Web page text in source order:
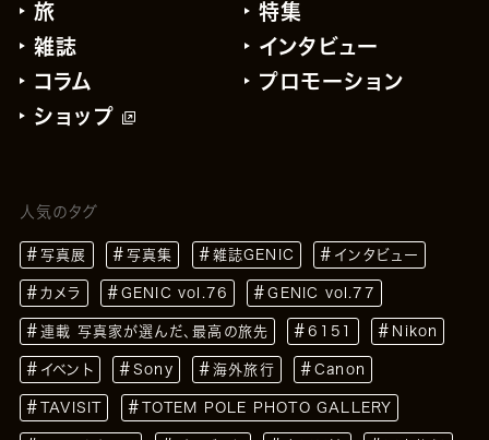
旅
特集
雑誌
インタビュー
コラム
プロモーション
ショップ
人気のタグ
写真展 写真集 雑誌GENIC インタビュー
カメラ GENIC vol.76 GENIC vol.77
連載 写真家が選んだ、最高の旅先 6151 Nikon
イベント Sony 海外旅行 Canon
TAVISIT TOTEM POLE PHOTO GALLERY